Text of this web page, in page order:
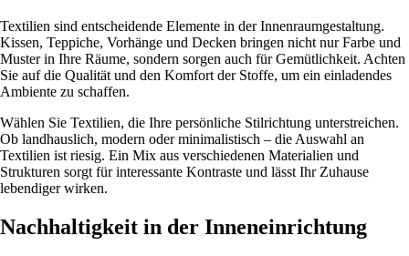
Textilien sind entscheidende Elemente in der Innenraumgestaltung.
Kissen, Teppiche, Vorhänge und Decken bringen nicht nur Farbe und
Muster in Ihre Räume, sondern sorgen auch für Gemütlichkeit. Achten
Sie auf die Qualität und den Komfort der Stoffe, um ein einladendes
Ambiente zu schaffen.
Wählen Sie Textilien, die Ihre persönliche Stilrichtung unterstreichen.
Ob landhauslich, modern oder minimalistisch – die Auswahl an
Textilien ist riesig. Ein Mix aus verschiedenen Materialien und
Strukturen sorgt für interessante Kontraste und lässt Ihr Zuhause
lebendiger wirken.
Nachhaltigkeit in der Inneneinrichtung